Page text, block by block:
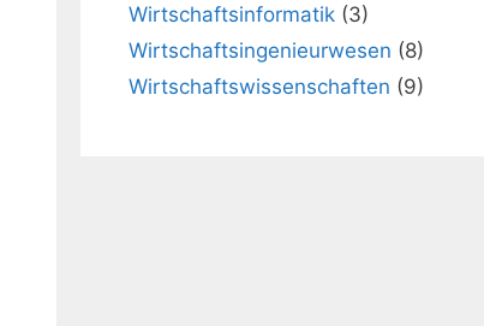
Wirtschaftsinformatik (3)
Wirtschaftsingenieurwesen (8)
Wirtschaftswissenschaften (9)